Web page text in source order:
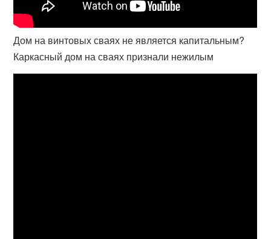
Дом на винтовых сваях не является капитальным?
Каркасный дом на сваях признали нежилым